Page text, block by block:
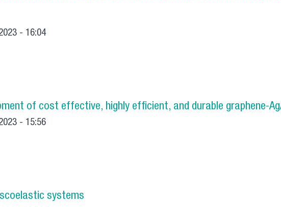
- 16:04
towards stable non-invasive estimation in viscoelastic tissues:
of cost effective, highly efficient, and durable graphene-
- 15:56
development of cost effective, highly efficient, and durable
systems